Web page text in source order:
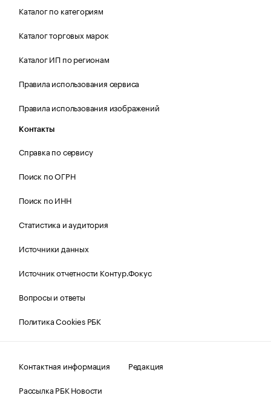
Каталог по категориям
Каталог торговых марок
Каталог ИП по регионам
Правила использования сервиса
Правила использования изображений
Контакты
Справка по сервису
Поиск по ОГРН
Поиск по ИНН
Статистика и аудитория
Источники данных
Источник отчетности Контур.Фокус
Вопросы и ответы
Политика Cookies РБК
Контактная информация
Редакция
Рассылка РБК Новости